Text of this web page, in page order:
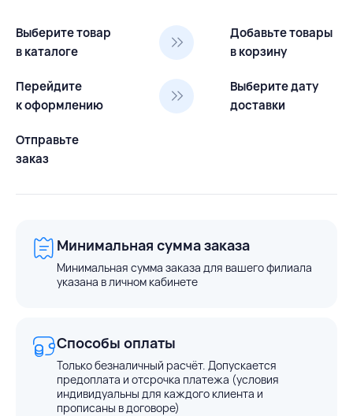
Выберите товар
в каталоге
Добавьте товары
в корзину
Перейдите
к оформлению
Выберите дату
доставки
Отправьте
заказ
Минимальная сумма заказа
Минимальная сумма заказа для вашего филиала
указана в личном кабинете
Способы оплаты
Только безналичный расчёт. Допускается
предоплата и отсрочка платежа (условия
индивидуальны для каждого клиента и
прописаны в договоре)